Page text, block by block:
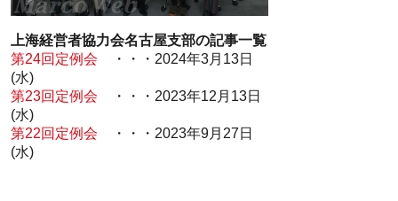
上海経営者協力会名古屋支部の記事一覧
第24回定例会 ・・・2024年3月13日
(水)
第23回定例会 ・・・2023年12月13日
(水)
第22回定例会 ・・・2023年9月27日
(水)